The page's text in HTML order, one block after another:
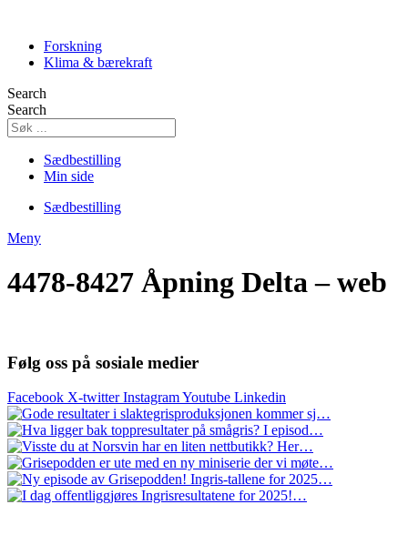
contentForskning
Klima & bærekraft
Search
Search
Sædbestilling
Min side
Sædbestilling
Meny
4478-8427 Åpning Delta – web
Følg oss på sosiale medier
Facebook X-twitter InstagramYoutube Linkedin